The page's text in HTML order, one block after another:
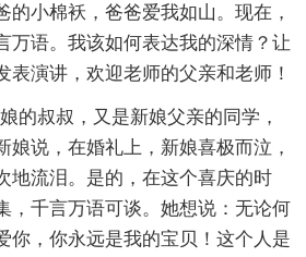
的小棉袄，爸爸爱我如山。现在，
万语。我该如何表达我的深情？让
表演讲，欢迎老师的父亲和老师！
的叔叔，又是新娘父亲的同学，
娘说，在婚礼上，新娘喜极而泣，
地流泪。是的，在这个喜庆的时
，千言万语可谈。她想说：无论何
你，你永远是我的宝贝！这个人是